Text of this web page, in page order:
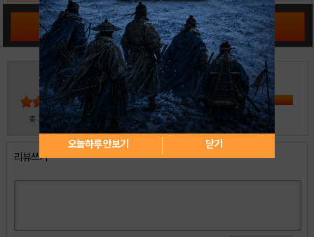
공략 커뮤니티 바로가기
3
총 30 명 참여
1
리뷰쓰기
오늘하루 안보기 닫기